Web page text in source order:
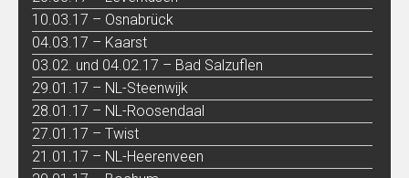
10.03.17 – Osnabrück
04.03.17 – Kaarst
03.02. und 04.02.17 – Bad Salzuflen
29.01.17 – NL-Steenwijk
28.01.17 – NL-Roosendaal
27.01.17 – Twist
21.01.17 – NL-Heerenveen